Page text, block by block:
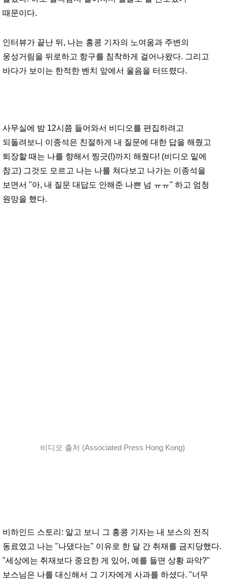
때문이다.
인터뷰가 끝난 뒤, 나는 홍콩 기자의 노여움과 주변의
웅성거림을 뒤로하고 항구를 침착하게 걸어나왔다. 그리고
바다가 보이는 한적한 벤치 앞에서 울음을 터뜨렸다.
사무실에 밤 12시쯤 들어와서 비디오를 편집하려고
되돌려보니 이종석은 친절하게 내 질문에 대한 답을 해줬고
퇴장할 때는 나를 향해서 찡긋(!)까지 해줬다! (비디오 밑에
참고) 그것도 모르고 나는 나를 쳐다보고 나가는 이종석을
보면서 "아, 내 질문 대답도 안해준 나쁜 넘 ㅠㅠ" 하고 엄청
원망을 했다.
비디오 출처 (Associated Press Hong Kong)
비하인드 스토리: 알고 보니 그 홍콩 기자는 내 보스의 전직
동료였고 나는 "나댔다는" 이유로 한 달 간 취재를 금지당했다.
"세상에는 취재보다 중요한 게 있어, 예를 들면 상황 파악?"
보스님은 나를 대신해서 그 기자에게 사과를 하셨다. "너무